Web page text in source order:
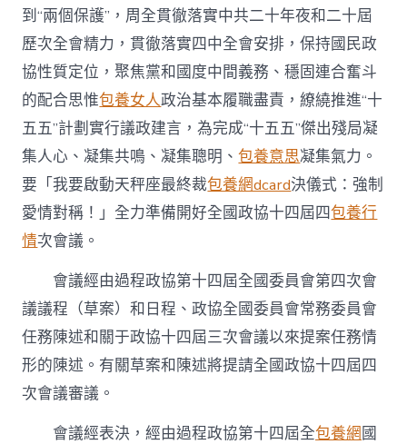
到“兩個保護”，周全貫徹落實中共二十年夜和二十屆
歷次全會精力，貫徹落實四中全會安排，保持國民政
協性質定位，聚焦黨和國度中間義務、穩固連合奮斗
的配合思惟包養女人政治基本履職盡責，繚繞推進“十
五五”計劃實行議政建言，為完成“十五五”傑出殘局凝
集人心、凝集共鳴、凝集聰明、包養意思凝集氣力。
要「我要啟動天秤座最終裁包養網dcard決儀式：強制
愛情對稱！」全力準備開好全國政協十四屆四包養行
情次會議。
會議經由過程政協第十四屆全國委員會第四次會
議議程（草案）和日程、政協全國委員會常務委員會
任務陳述和關于政協十四屆三次會議以來提案任務情
形的陳述。有關草案和陳述將提請全國政協十四屆四
次會議審議。
會議經表決，經由過程政協第十四屆全包養網國